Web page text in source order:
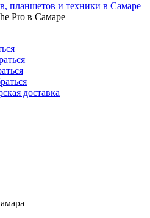
планшетов и техники в Самаре
Pro в Самаре
доставка